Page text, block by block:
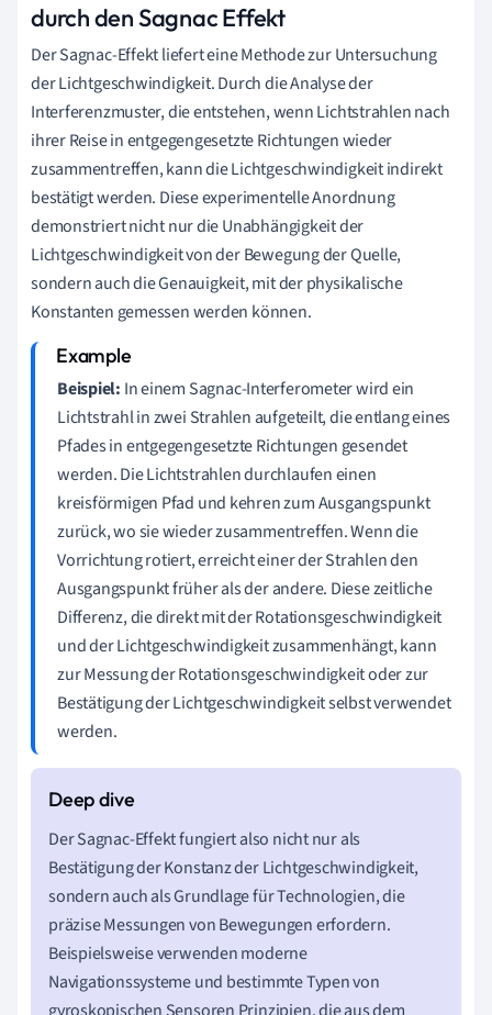
durch den Sagnac Effekt
Der Sagnac-Effekt liefert eine Methode zur Untersuchung
der Lichtgeschwindigkeit. Durch die Analyse der
Interferenzmuster, die entstehen, wenn Lichtstrahlen nach
ihrer Reise in entgegengesetzte Richtungen wieder
zusammentreffen, kann die Lichtgeschwindigkeit indirekt
bestätigt werden. Diese experimentelle Anordnung
demonstriert nicht nur die Unabhängigkeit der
Lichtgeschwindigkeit von der Bewegung der Quelle,
sondern auch die Genauigkeit, mit der physikalische
Konstanten gemessen werden können.
Beispiel: In einem Sagnac-Interferometer wird ein
Lichtstrahl in zwei Strahlen aufgeteilt, die entlang eines
Pfades in entgegengesetzte Richtungen gesendet
werden. Die Lichtstrahlen durchlaufen einen
kreisförmigen Pfad und kehren zum Ausgangspunkt
zurück, wo sie wieder zusammentreffen. Wenn die
Vorrichtung rotiert, erreicht einer der Strahlen den
Ausgangspunkt früher als der andere. Diese zeitliche
Differenz, die direkt mit der Rotationsgeschwindigkeit
und der Lichtgeschwindigkeit zusammenhängt, kann
zur Messung der Rotationsgeschwindigkeit oder zur
Bestätigung der Lichtgeschwindigkeit selbst verwendet
werden.
Der Sagnac-Effekt fungiert also nicht nur als
Bestätigung der Konstanz der Lichtgeschwindigkeit,
sondern auch als Grundlage für Technologien, die
präzise Messungen von Bewegungen erfordern.
Beispielsweise verwenden moderne
Navigationssysteme und bestimmte Typen von